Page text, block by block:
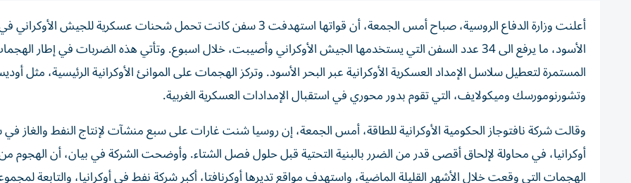
أعلنت وزارة الدفاع الروسية، صباح أمس الجمعة، أن قواتها استهدفت 3 سفن كانت تحمل شحنات عسكرية للجيش
الأسود، ما يرفع الى 34 عدد السفن التي يستخدمها الجيش الأوكراني وأصيبت، خلال اسبوع. وتأتي هذه الضربات في إطار
المستمرة لتعطيل سلاسل الإمداد العسكرية الأوكرانية عبر البحر الأسود. وتركز الهجمات على الموانئ الأوكرانية الرئيسية، مثل
وتشورنومورسك وميكولايف، التي تقوم بدور محوري في استقبال الإمدادات العسكرية الغربية.
وقالت شركة نافتوجاز ‌الحكومية الأوكرانية للطاقة، أمس الجمعة، ​إن روسيا شنت ‌غارات على سبع ‌منشآت لإنتاج النفط والغاز
أوكرانيا، ‌في محاولة لإلحاق أقصى ‌قدر من الضرر بالبنية التحتية قبل حلول فصل الشتاء. وأوضحت الشركة في بيان، أن الهجوم
الهجمات التي وقعت ‌خلال الأشهر القليلة الماضية، واستهدف مواقع تديرها ‌أوكرنافتا، أكبر شركة ‌نفط في أوكرانيا، والتابعة